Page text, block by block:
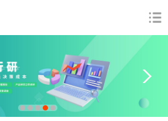
1 2 3 4 5